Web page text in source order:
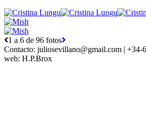
1 a 6 de 96 fotos
Contacto: juliosevillano@gmail.com | +34-
web: H.P.Brox